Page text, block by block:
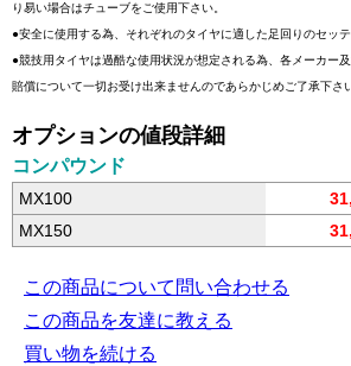
り易い場合はチューブをご使用下さい。
●安全に使用する為、それぞれのタイヤに適した足回りのセッ
●競技用タイヤは過酷な使用状況が想定される為、各メーカー
賠償について一切お受け出来ませんのであらかじめご了承下さ
オプションの値段詳細
コンパウンド
MX100
MX150
この商品について問い合わせる
この商品を友達に教える
買い物を続ける